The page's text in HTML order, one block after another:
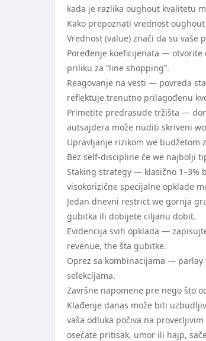
kada je razlika oughout kvalitetu
Kako prepoznati vrednost
Vrednost (value) znači da su vaše
Poređenje koeficijenata —
priliku za “line shopping”.
Reagovanje na vesti — povreda
reflektuje trenutno prilagođenu
Primetite predrasude tržišta —
autsajdera može nuditi skriveni
Upravljanje rizikom we budžetom
Bez self-discipline će we najbolji
Staking strategy — klasično 1–3%
visokorizične specijalne opklade
Jedan dnevni restrict we gornja
gubitka ili dobijete ciljanu dobit.
Evidencija svih opklada —
revenue, the šta gubitke.
Oprez sa kombinacijama —
selekcijama.
Završne napomene pre nego što
Klađenje danas može biti
vaša odluka počiva na
osećate pritisak, umor ili hajp,